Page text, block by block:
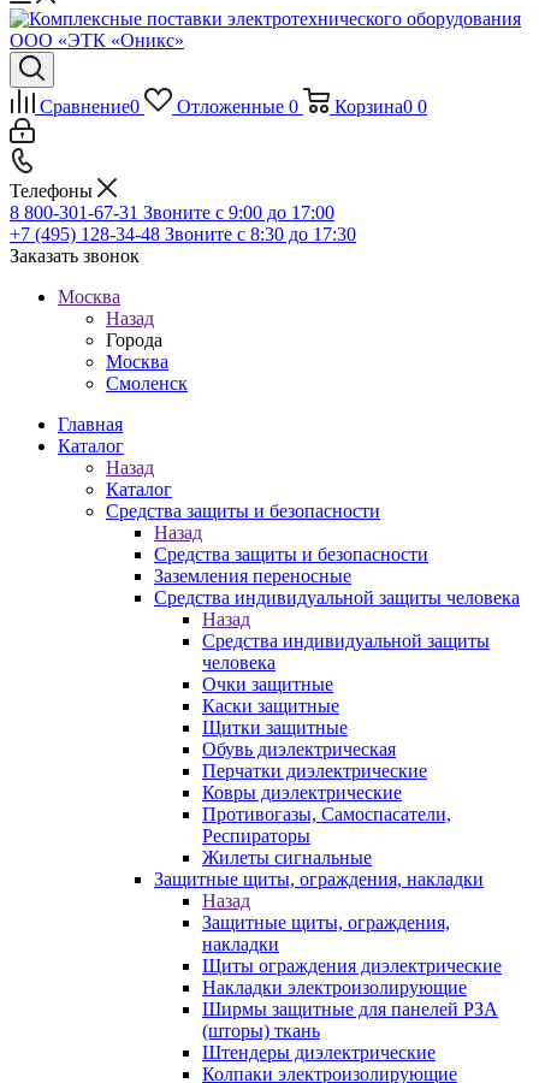
Сравнение0 Отложенные 0 Корзина0 0
Телефоны
8 800-301-67-31 Звоните с 9:00 до 17:00
+7 (495) 128-34-48 Звоните с 8:30 до 17:30
Заказать звонок
Москва
Назад
Города
Москва
Смоленск
Главная
Каталог
Назад
Каталог
Средства защиты и безопасности
Назад
Средства защиты и безопасности
Заземления переносные
Средства индивидуальной защиты человека
Назад
Средства индивидуальной защиты
человека
Очки защитные
Каски защитные
Щитки защитные
Обувь диэлектрическая
Перчатки диэлектрические
Ковры диэлектрические
Противогазы, Самоспасатели,
Респираторы
Жилеты сигнальные
Защитные щиты, ограждения, накладки
Назад
Защитные щиты, ограждения,
накладки
Щиты ограждения диэлектрические
Накладки электроизолирующие
Ширмы защитные для панелей РЗА
(шторы) ткань
Штендеры диэлектрические
Колпаки электроизолирующие